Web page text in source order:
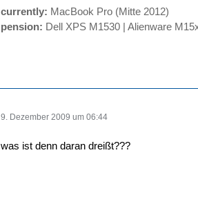
currently: MacBook Pro (Mitte 2012)
pension: Dell XPS M1530 | Alienware
9. Dezember 2009 um 06:44
was ist denn daran dreißt???